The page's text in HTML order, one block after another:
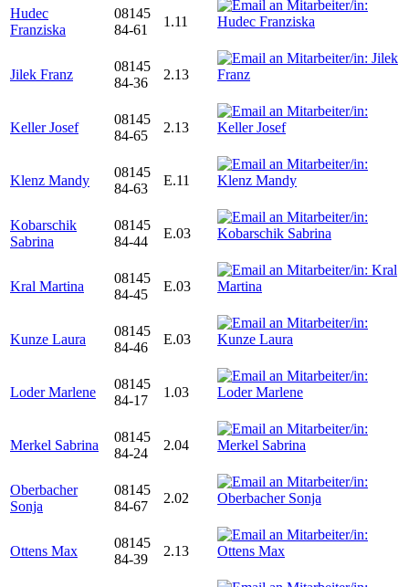
Hudec
Franziska
08145
84-61
1.11
Jilek Franz
08145
84-36
2.13
Keller Josef
08145
84-65
2.13
Klenz Mandy
08145
84-63
E.11
Kobarschik
Sabrina
08145
84-44
E.03
Kral Martina
08145
84-45
E.03
Kunze Laura
08145
84-46
E.03
Loder Marlene
08145
84-17
1.03
Merkel Sabrina
08145
84-24
2.04
Oberbacher
Sonja
08145
84-67
2.02
Ottens Max
08145
84-39
2.13